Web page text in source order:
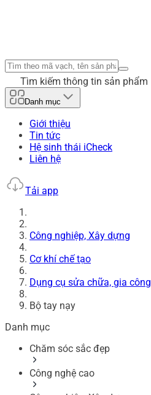
Tìm kiếm thông tin sản phẩm
Danh mục
Giới thiệu
Tin tức
Hệ sinh thái iCheck
Liên hệ
Tải app
Công nghiệp, Xây dựng
Cơ khí chế tạo
Dụng cụ sửa chữa, gia công
Bộ tay nạy
Danh mục
Chăm sóc sắc đẹp
Công nghệ cao